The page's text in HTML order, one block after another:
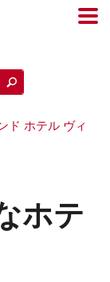
ド ホテル ヴィ
ホテ